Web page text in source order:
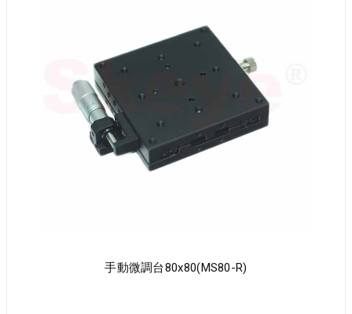
手動微調台80x80(MS80-R)